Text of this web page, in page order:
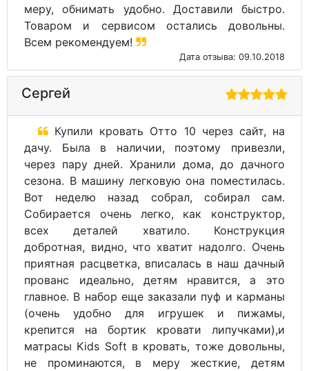
меру, обнимать удобно. Доставили быстро.
Товаром и сервисом остались довольны.
Всем рекомендуем!
Дата отзыва: 09.10.2018
Сергей
Купили кровать Отто 10 через сайт, на
дачу. Была в наличии, поэтому привезли,
через пару дней. Хранили дома, до дачного
сезона. В машину легковую она поместилась.
Вот неделю назад собрал, собирал сам.
Собирается очень легко, как конструктор,
всех деталей хватило. Конструкция
добротная, видно, что хватит надолго. Очень
приятная расцветка, вписалась в наш дачный
прованс идеально, детям нравится, а это
главное. В набор еще заказали пуф и карманы
(очень удобно для игрушек и пижамы,
крепится на бортик кровати липучками),и
матрасы Kids Soft в кровать, тоже довольны,
не проминаются, в меру жесткие, детям